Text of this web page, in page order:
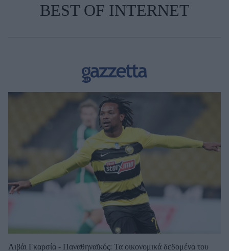
BEST OF INTERNET
Λιβάι Γκαρσία - Παναθηναϊκός: Τα οικονομικά δεδομένα του